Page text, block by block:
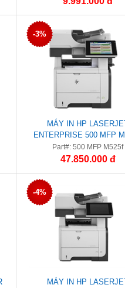
-3%
MÁY IN HP
ENTERPRISE 500 MFP
Part#: 500 MFP M525f
47.850.000 đ
-4%
MÁY IN HP